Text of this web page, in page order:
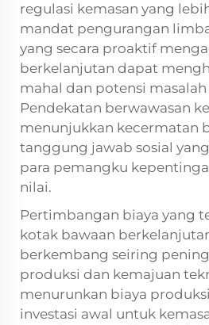
regulasi kemasan yang
mandat pengurangan
yang secara proaktif
berkelanjutan dapat
mahal dan potensi
Pendekatan berwawasan
menunjukkan kecermatan
tanggung jawab sosial
para pemangku
nilai.
Pertimbangan biaya yang
kotak bawaan
berkembang seiring
produksi dan kemajuan
menurunkan biaya
investasi awal untuk